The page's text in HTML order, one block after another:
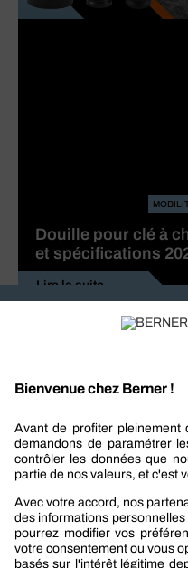
Douille pour clé à
et spécifications
Lire la suite
Berner
Boutique Berner